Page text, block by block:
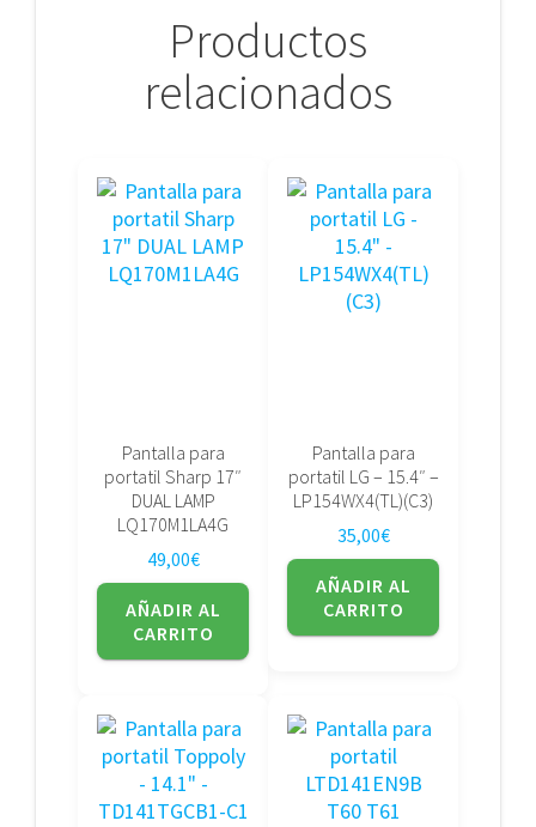
Productos
relacionados
Pantalla para
portatil Sharp 17″
DUAL LAMP
LQ170M1LA4G
49,00€
AÑADIR AL
CARRITO
Pantalla para
portatil LG – 15.4″ –
LP154WX4(TL)(C3)
35,00€
AÑADIR AL
CARRITO